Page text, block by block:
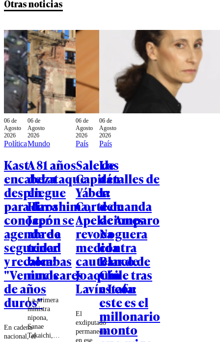
Otras noticias
06 de
Agosto
2026
Política
Kast
encabeza
despliegue
para dar a
conocer
agenda de
seguridad
y recalca:
"Venimos
de años
duros"
En cadena
nacional, el
06 de
Agosto
2026
Mundo
A 81 años
del ataque
en
Hiroshima,
Japón se
abre a
tener
bombas
nucleares
La primera
ministra
nipona,
Sanae
Takaichi,
06 de
Agosto
2026
País
Sale de
Capitán
Yáber:
Corte de
Apelaciones
revoca
medida
cautelar de
Joaquín
Lavín León
El
exdiputado
permanecía
en ese
06 de
Agosto
2026
País
Los
detalles de
la
demanda
de Amparo
Noguera
contra
Banco de
Chile tras
estafa:
este es el
millonario
monto